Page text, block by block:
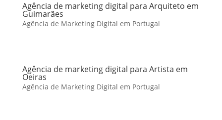
Agência de marketing digital para Arquiteto em
Guimarães
Agência de Marketing Digital em Portugal
Agência de marketing digital para Artista em
Oeiras
Agência de Marketing Digital em Portugal